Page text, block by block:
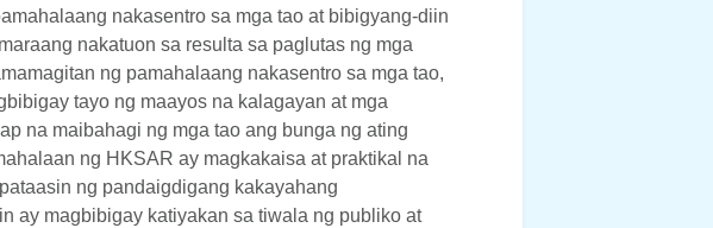
nakasentro sa mga tao at bibigyang-diin
nakatuon sa resulta sa paglutas ng mga
ng pamahalaang nakasentro sa mga tao,
tayo ng maayos na kalagayan at mga
na maibahagi ng mga tao ang bunga ng ating
ng HKSAR ay magkakaisa at praktikal na
ng pandaigdigang kakayahang
ay magbibigay katiyakan sa tiwala ng publiko at